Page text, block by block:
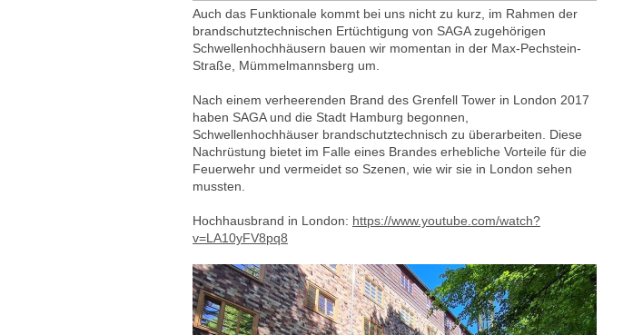
Auch das Funktionale kommt bei uns nicht zu kurz, im Rahmen der
brandschutztechnischen Ertüchtigung von SAGA zugehörigen
Schwellenhochhäusern bauen wir momentan in der Max-Pechstein-
Straße, Mümmelmannsberg um.
Nach einem verheerenden Brand des Grenfell Tower in London 2017
haben SAGA und die Stadt Hamburg begonnen,
Schwellenhochhäuser brandschutztechnisch zu überarbeiten. Diese
Nachrüstung bietet im Falle eines Brandes erhebliche Vorteile für die
Feuerwehr und vermeidet so Szenen, wie wir sie in London sehen
mussten.
Hochhausbrand in London: https://www.youtube.com/watch?
v=LA10yFV8pq8